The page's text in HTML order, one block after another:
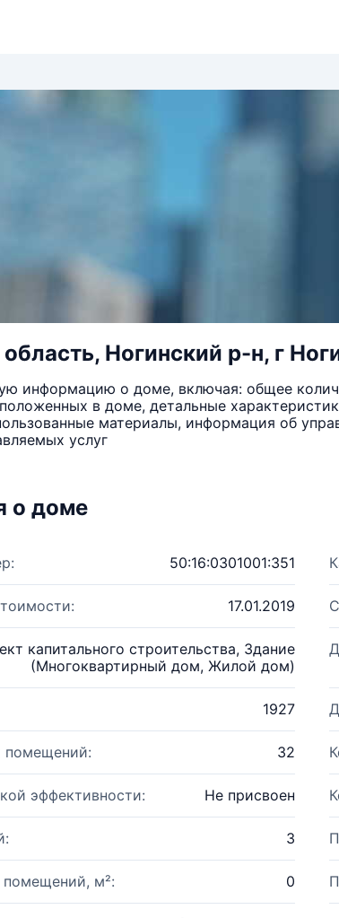
Ногинский р-н, г
информацию о доме, включая: общее
в доме, детальные
материалы, информация об
услуг
о доме
50:16:0301001:351
17.01.2019
капитального строительства, Здание
(Многоквартирный дом, Жилой дом)
1927
помещений: 32
эффективности: Не присвоен
3
м²: 0